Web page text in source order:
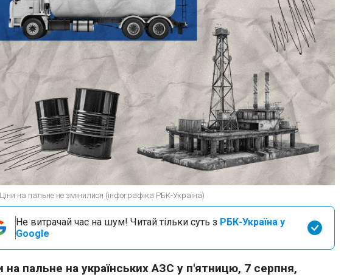
на пальне не змінилися (інфографіка РБК-Україна)
Не витрачай час на шум! Читай тільки суть з РБК-Україна у
Google
на пальне на українських АЗС у п'ятницю, 7 серпня,